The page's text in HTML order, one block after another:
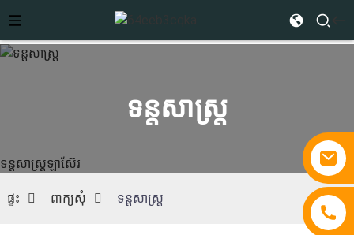
ទន្តសាស្ត្រ
ទន្តសាស្ត្រឡាស៊ែរ
ផ្ទះ ពាក្យសុំ ទន្តសាស្ត្រ